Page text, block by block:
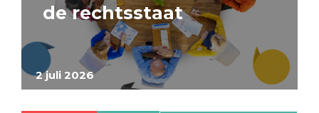
2 juli 2026
de rechtsstaat